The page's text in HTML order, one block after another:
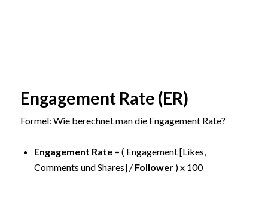
Engagement Rate (ER)
Formel: Wie berechnet man die Engagement Rate?
Engagement Rate= ( Engagement [Likes,
Comments und Shares] / Follower) x 100